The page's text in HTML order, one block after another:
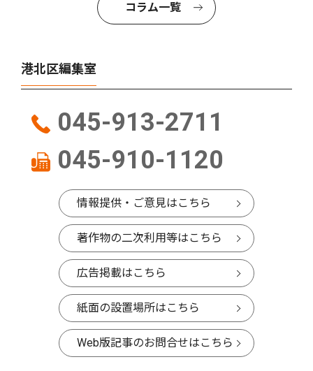
コラム一覧
港北区編集室
045-913-2711
045-910-1120
情報提供・ご意見はこちら
著作物の二次利用等はこちら
広告掲載はこちら
紙面の設置場所はこちら
Web版記事のお問合せはこちら